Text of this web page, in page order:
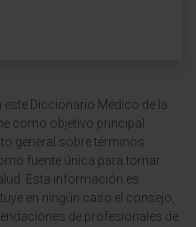
Diccionario Médico de la
como objetivo principal
general sobre términos
fuente única para tomar
Esta información es
en ningún caso el consejo,
de profesionales de